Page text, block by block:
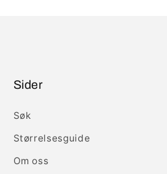
Sider
Søk
Størrelsesguide
Om oss